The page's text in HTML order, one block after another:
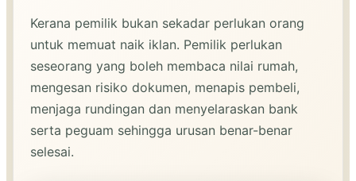
Kerana pemilik bukan sekadar perlukan orang
untuk memuat naik iklan. Pemilik perlukan
seseorang yang boleh membaca nilai rumah,
mengesan risiko dokumen, menapis pembeli,
menjaga rundingan dan menyelaraskan bank
serta peguam sehingga urusan benar-benar
selesai.